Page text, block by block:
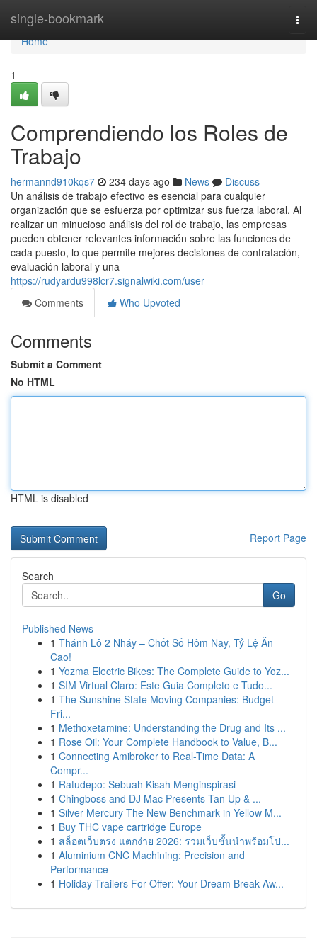
single-bookmark
Home
Home
1
Comprendiendo los Roles de
Trabajo
hermannd910kqs7 234 days ago News
Discuss
Un análisis de trabajo efectivo es esencial para cualquier
organización que se esfuerza por optimizar sus fuerza laboral. Al
realizar un minucioso análisis del rol de trabajo, las empresas
pueden obtener relevantes información sobre las funciones de
cada puesto, lo que permite mejores decisiones de contratación,
evaluación laboral y una
https://rudyardu998lcr7.signalwiki.com/user
Comments
Who Upvoted
Comments
Submit a Comment
No HTML
HTML is disabled
Report Page
Search
Go
Published News
1 Thánh Lô 2 Nháy – Chốt Số Hôm Nay, Tỷ Lệ Ăn
Cao!
1 Yozma Electric Bikes: The Complete Guide to Yoz...
1 SIM Virtual Claro: Este Guia Completo e Tudo...
1 The Sunshine State Moving Companies: Budget-
Fri...
1 Methoxetamine: Understanding the Drug and Its ...
1 Rose Oil: Your Complete Handbook to Value, B...
1 Connecting Amibroker to Real-Time Data: A
Compr...
1 Ratudepo: Sebuah Kisah Menginspirasi
1 Chingboss and DJ Mac Presents Tan Up & ...
1 Silver Mercury The New Benchmark in Yellow M...
1 Buy THC vape cartridge Europe
1 สล็อตเว็บตรง แตกง่าย 2026: รวมเว็บชั้นนำพร้อมโป...
1 Aluminium CNC Machining: Precision and
Performance
1 Holiday Trailers For Offer: Your Dream Break Aw...